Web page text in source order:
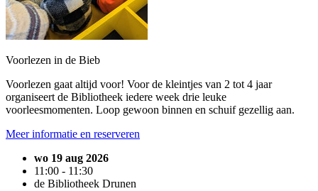
Voorlezen in de Bieb
Voorlezen gaat altijd voor! Voor de kleintjes van 2 tot 4 jaar
organiseert de Bibliotheek iedere week drie leuke
voorleesmomenten. Loop gewoon binnen en schuif gezellig aan.
Meer informatie en reserveren
wo 19 aug 2026
11:00 - 11:30
de Bibliotheek Drunen